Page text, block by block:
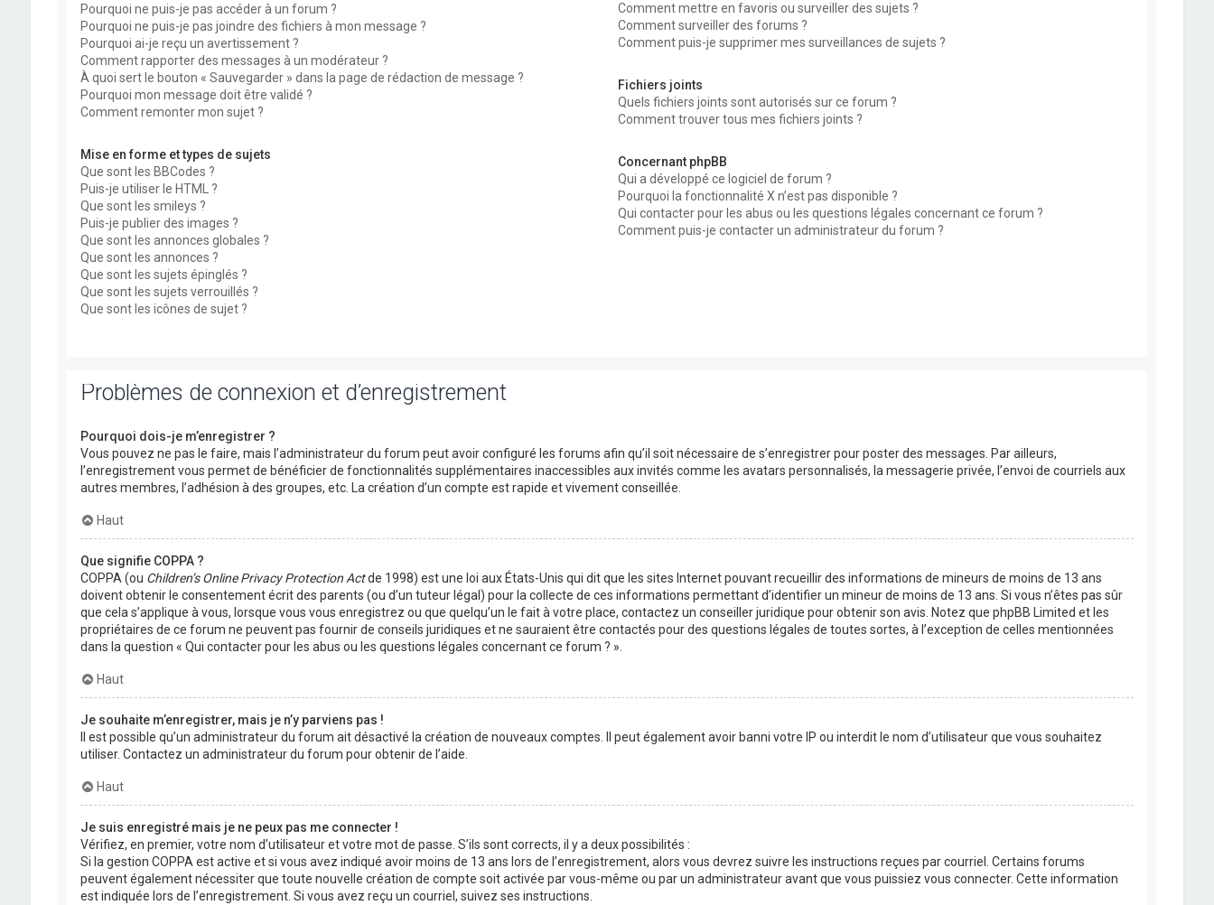
Pourquoi ne puis-je pas accéder à un forum ?
Pourquoi ne puis-je pas joindre des fichiers à mon message ?
Pourquoi ai-je reçu un avertissement ?
Comment rapporter des messages à un modérateur ?
À quoi sert le bouton « Sauvegarder » dans la page de rédaction de message ?
Pourquoi mon message doit être validé ?
Comment remonter mon sujet ?
Mise en forme et types de sujets
Que sont les BBCodes ?
Puis-je utiliser le HTML ?
Que sont les smileys ?
Puis-je publier des images ?
Que sont les annonces globales ?
Que sont les annonces ?
Que sont les sujets épinglés ?
Que sont les sujets verrouillés ?
Que sont les icônes de sujet ?
Comment mettre en favoris ou surveiller des sujets ?
Comment surveiller des forums ?
Comment puis-je supprimer mes surveillances de sujets ?
Fichiers joints
Quels fichiers joints sont autorisés sur ce forum ?
Comment trouver tous mes fichiers joints ?
Concernant phpBB
Qui a développé ce logiciel de forum ?
Pourquoi la fonctionnalité X n’est pas disponible ?
Qui contacter pour les abus ou les questions légales concernant ce forum ?
Comment puis-je contacter un administrateur du forum ?
Problèmes de connexion et d’enregistrement
Pourquoi dois-je m’enregistrer ?
Vous pouvez ne pas le faire, mais l’administrateur du forum peut avoir configuré les forums afin qu’il soit nécessaire de s’enregistrer pour poster des messages. Par ailleurs,
l’enregistrement vous permet de bénéficier de fonctionnalités supplémentaires inaccessibles aux invités comme les avatars personnalisés, la messagerie privée, l’envoi de courriels aux
autres membres, l’adhésion à des groupes, etc. La création d’un compte est rapide et vivement conseillée.
Haut
Que signifie COPPA ?
COPPA (ou Children’s Online Privacy Protection Actde 1998) est une loi aux États-Unis qui dit que les sites Internet pouvant recueillir des informations de mineurs de moins de 13 ans
doivent obtenir le consentement écrit des parents (ou d’un tuteur légal) pour la collecte de ces informations permettant d’identifier un mineur de moins de 13 ans. Si vous n’êtes pas sûr
que cela s’applique à vous, lorsque vous vous enregistrez ou que quelqu’un le fait à votre place, contactez un conseiller juridique pour obtenir son avis. Notez que phpBB Limited et les
propriétaires de ce forum ne peuvent pas fournir de conseils juridiques et ne sauraient être contactés pour des questions légales de toutes sortes, à l’exception de celles mentionnées
dans la question « Qui contacter pour les abus ou les questions légales concernant ce forum ? ».
Haut
Je souhaite m’enregistrer, mais je n’y parviens pas !
Il est possible qu’un administrateur du forum ait désactivé la création de nouveaux comptes. Il peut également avoir banni votre IP ou interdit le nom d’utilisateur que vous souhaitez
utiliser. Contactez un administrateur du forum pour obtenir de l’aide.
Haut
Je suis enregistré mais je ne peux pas me connecter !
Vérifiez, en premier, votre nom d’utilisateur et votre mot de passe. S’ils sont corrects, il y a deux possibilités :
Si la gestion COPPA est active et si vous avez indiqué avoir moins de 13 ans lors de l’enregistrement, alors vous devrez suivre les instructions reçues par courriel. Certains forums
peuvent également nécessiter que toute nouvelle création de compte soit activée par vous-même ou par un administrateur avant que vous puissiez vous connecter. Cette information
est indiquée lors de l’enregistrement. Si vous avez reçu un courriel, suivez ses instructions.